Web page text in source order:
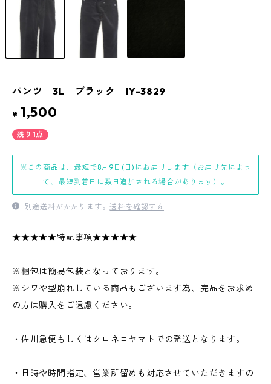
パンツ 3L ブラック IY-3829
¥ 1,500
残り1点
※この商品は、最短で8月9日(日)にお届けします（お届け先によっ
て、最短到着日に数日追加される場合があります）。
別途送料がかかります。送料を確認する
★★★★★特記事項★★★★★
※梱包は簡易包装となっております。
※シワや型崩れしている商品もございます為、完品をお求め
の方は購入をご遠慮ください。
・佐川急便もしくはクロネコヤマトでの発送となります。
・日時や時間指定、営業所留めも対応させていただきますの